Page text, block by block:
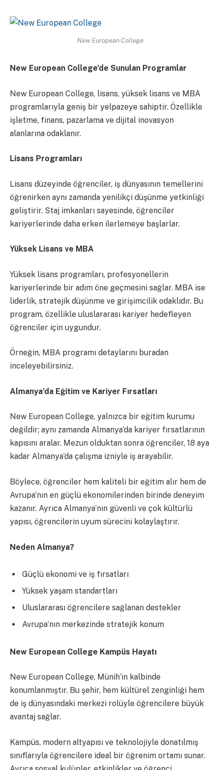
New European College
New European College’de Sunulan Programlar
New European College, lisans, yüksek lisans ve MBA
programlarıyla geniş bir yelpazeye sahiptir. Özellikle
işletme, finans, pazarlama ve dijital inovasyon
alanlarına odaklanır.
Lisans Programları
Lisans düzeyinde öğrenciler, iş dünyasının temellerini
öğrenirken aynı zamanda yenilikçi düşünme yetkinliği
geliştirir. Staj imkanları sayesinde, öğrenciler
kariyerlerinde daha erken ilerlemeye başlarlar.
Yüksek Lisans ve MBA
Yüksek lisans programları, profesyonellerin
kariyerlerinde bir adım öne geçmesini sağlar. MBA ise
liderlik, stratejik düşünme ve girişimcilik odaklıdır. Bu
program, özellikle uluslararası kariyer hedefleyen
öğrenciler için uygundur.
Örneğin, MBA programı detaylarını buradan
inceleyebilirsiniz.
Almanya’da Eğitim ve Kariyer Fırsatları
New European College, yalnızca bir eğitim kurumu
değildir; aynı zamanda Almanya’da kariyer fırsatlarının
kapısını aralar. Mezun olduktan sonra öğrenciler, 18 aya
kadar Almanya’da çalışma izniyle iş arayabilir.
Böylece, öğrenciler hem kaliteli bir eğitim alır hem de
Avrupa’nın en güçlü ekonomilerinden birinde deneyim
kazanır. Ayrıca Almanya’nın güvenli ve çok kültürlü
yapısı, öğrencilerin uyum sürecini kolaylaştırır.
Neden Almanya?
Güçlü ekonomi ve iş fırsatları
Yüksek yaşam standartları
Uluslararası öğrencilere sağlanan destekler
Avrupa’nın merkezinde stratejik konum
New European College Kampüs Hayatı
New European College, Münih’in kalbinde
konumlanmıştır. Bu şehir, hem kültürel zenginliği hem
de iş dünyasındaki merkezi rolüyle öğrencilere büyük
avantaj sağlar.
Kampüs, modern altyapısı ve teknolojiyle donatılmış
sınıflarıyla öğrencilere ideal bir öğrenim ortamı sunar.